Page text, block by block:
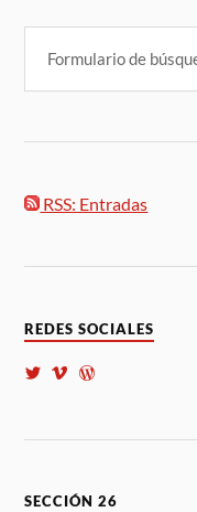
RSS: Entradas
REDES SOCIALES
SECCIÓN 26